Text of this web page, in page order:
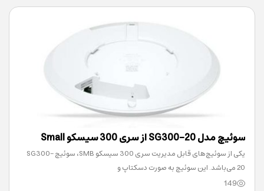
سوئیچ مدل SG300-20 از سری 300 سیسکو Small
Business
یکی از سوئیچ‌های قابل‌ مدیریت سری 300 سیسکو SMB، سوئیچ SG300-
20 می‌باشد. این سوئیچ به صورت دسکتاپ و
149